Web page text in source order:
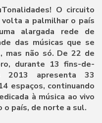
O circuito
a palmilhar o país
alargada rede de
das músicas que se
mas não só. De 22 de
durante 13 fins-de-
2013 apresenta 33
espaços, continuando
à música ao vivo
país, de norte a sul.